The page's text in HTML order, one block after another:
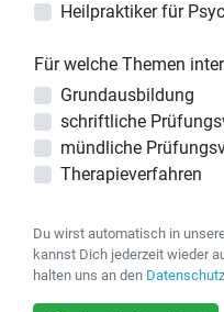
Heilpraktiker für
Für welche Themen
Grundausbildung
schriftliche
mündliche
Therapieverfahren
Du wirst automatisch in
kannst Dich jederzeit wieder
halten uns an den Datenschutz